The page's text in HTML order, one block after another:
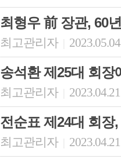
최형우 前 장관, 60
최고관리자
송석환 제25대 회장
최고관리자
전순표 제24대 회장
최고관리자